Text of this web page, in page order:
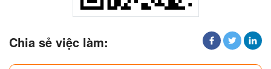
Chia sẻ việc làm: